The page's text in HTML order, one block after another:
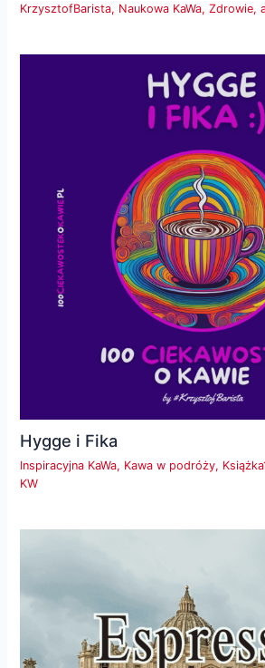
KrzysztofBarista, Naukowa KaWa,Zdrowie,
Hygge i Fika
Inspiracyjna KaWa, Kawa w podróży,
KW